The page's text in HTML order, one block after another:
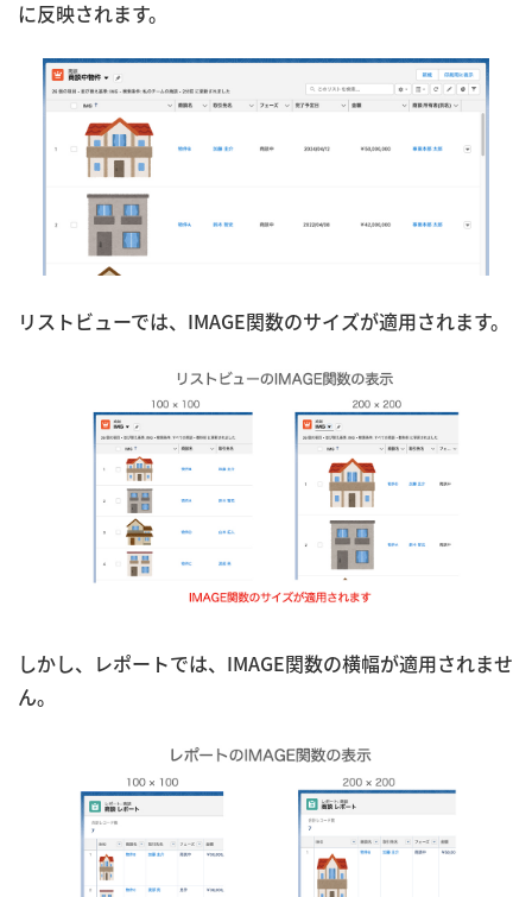
に反映されます。
リストビューでは、IMAGE関数のサイズが適用されます。
しかし、レポートでは、IMAGE関数の横幅が適用されませ
ん。